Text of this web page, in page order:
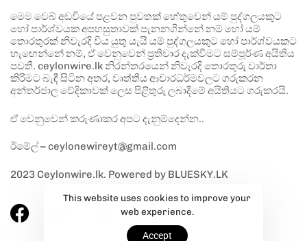
මෙම වෙබ් අඩවියේ පළවන පුවතක් හේතුවෙන් යම් පුද්ගලයකුට
හෝ පාර්ශ්වයක අපහසුතාවක් පැනනගින්නේ නම් හෝ යම්
තොරතුරක් නිවැරදි විය යුතු යැයි යම් පුද්ගලයකුට හෝ පාර්ශ්වයකට
හැඟෙන්නේ නම්, ඒ වෙනුවෙන් ප්‍රතිචාර දැක්වීමට සම්පූර්ණ අයිතිය
පවතී. ceylonwire.lk නිරන්තරයෙන් නිවැරදි තොරතුරු වාර්තා
කිරීමට බැඳී සිටින අතර, වෘත්තීය ආචාරධර්මවලට ගරුකරන
අන්තර්ජාල වේදිකාවක් ලෙස පිළිතුරු ලබාදීමේ අයිතියට ගරුකරයි.
ඒ වෙනුවෙන් කරුණාකර අපට දැනුම්දෙන්න..
ඊමේල් – ceylonewireyt@gmail.com
2023 Ceylonwire.lk. Powered by BLUESKY.LK
This website uses cookies to improve your
web experience.
Accept